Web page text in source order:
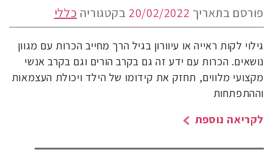
פורסם בתאריך 20/02/2022 בקטגוריה כללי
גילוי לקות ראייה או עיוורון בגיל הרך מחייב הכרות עם מגוון
נושאים. הכרות עם ידע זה גם בקרב הורים וגם בקרב אנשי
מקצועי מלווים, תחזק את קידומו של הילד ויכולת העצמאות
וההתפתחות
לקריאה נוספת